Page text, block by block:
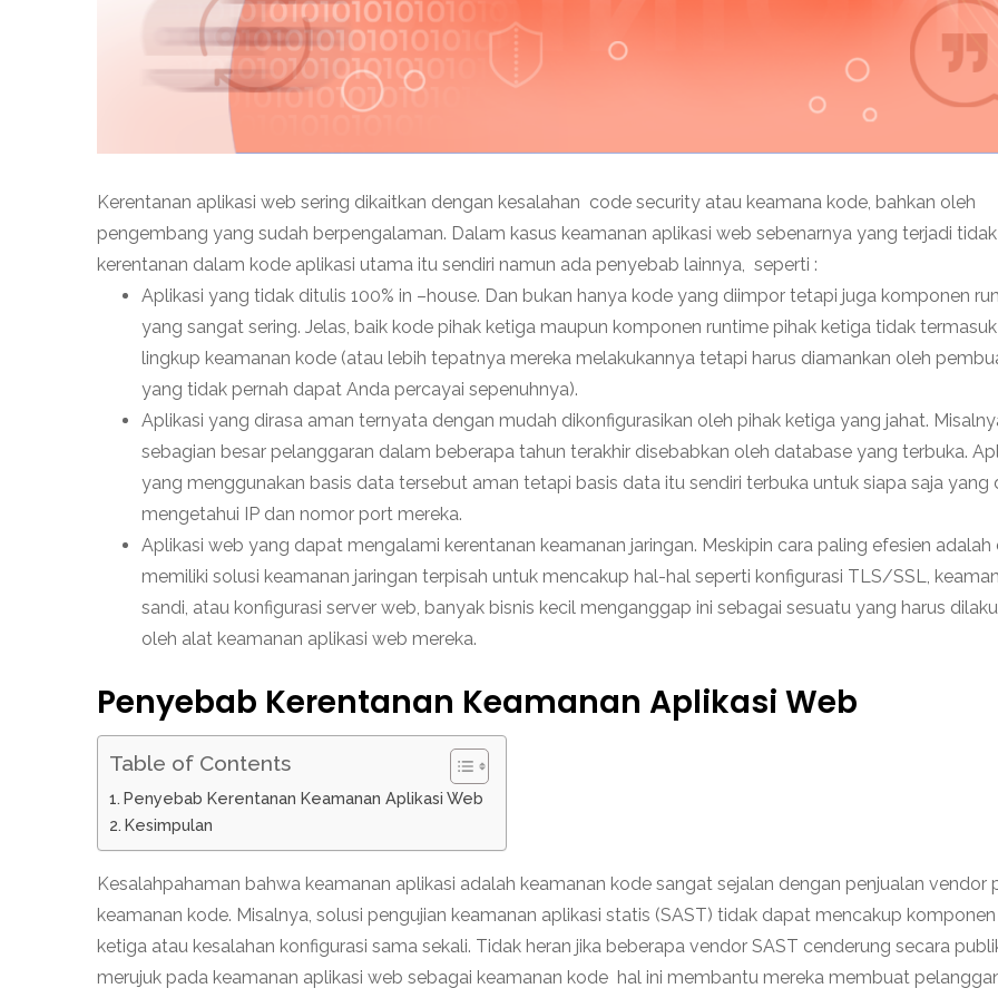
Kerentanan aplikasi web sering dikaitkan dengan kesalahan code security atau keamana kode, bahkan oleh
pengembang yang sudah berpengalaman. Dalam kasus keamanan aplikasi web sebenarnya yang terjadi
kerentanan dalam kode aplikasi utama itu sendiri namun ada penyebab lainnya, seperti :
Aplikasi yang tidak ditulis 100% in –house. Dan bukan hanya kode yang diimpor tetapi juga komponen
yang sangat sering. Jelas, baik kode pihak ketiga maupun komponen runtime pihak ketiga tidak
lingkup keamanan kode (atau lebih tepatnya mereka melakukannya tetapi harus diamankan oleh
yang tidak pernah dapat Anda percayai sepenuhnya).
Aplikasi yang dirasa aman ternyata dengan mudah dikonfigurasikan oleh pihak ketiga yang jahat.
sebagian besar pelanggaran dalam beberapa tahun terakhir disebabkan oleh database yang terbuka.
yang menggunakan basis data tersebut aman tetapi basis data itu sendiri terbuka untuk siapa saja yang
mengetahui IP dan nomor port mereka.
Aplikasi web yang dapat mengalami kerentanan keamanan jaringan. Meskipin cara paling efesien adalah
memiliki solusi keamanan jaringan terpisah untuk mencakup hal-hal seperti konfigurasi TLS/SSL,
sandi, atau konfigurasi server web, banyak bisnis kecil menganggap ini sebagai sesuatu yang harus
oleh alat keamanan aplikasi web mereka.
Penyebab Kerentanan Keamanan Aplikasi Web
Table of Contents
Penyebab Kerentanan Keamanan Aplikasi Web
Kesimpulan
Kesalahpahaman bahwa keamanan aplikasi adalah keamanan kode sangat sejalan dengan penjualan vendor
keamanan kode. Misalnya, solusi pengujian keamanan aplikasi statis (SAST) tidak dapat mencakup
ketiga atau kesalahan konfigurasi sama sekali. Tidak heran jika beberapa vendor SAST cenderung secara
merujuk pada keamanan aplikasi web sebagai keamanan kode hal ini membantu mereka membuat